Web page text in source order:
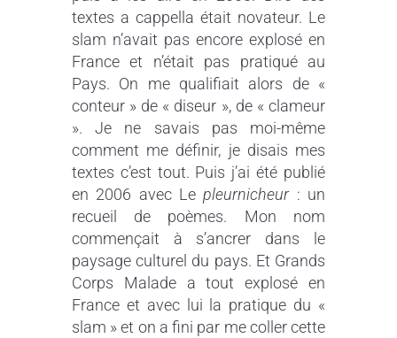
textes a cappella était novateur. Le
slam n’avait pas encore explosé en
France et n’était pas pratiqué au
Pays. On me qualifiait alors de «
conteur » de « diseur », de « clameur
». Je ne savais pas moi-même
comment me définir, je disais mes
textes c’est tout. Puis j’ai été publié
en 2006 avec Le pleurnicheur: un
recueil de poèmes. Mon nom
commençait à s’ancrer dans le
paysage culturel du pays. Et Grands
Corps Malade a tout explosé en
France et avec lui la pratique du «
slam » et on a fini par me coller cette